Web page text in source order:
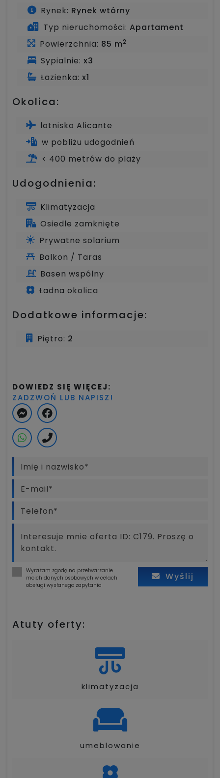
Rynek: Rynek wtórny
Typ nieruchomości: Apartament
Powierzchnia: 85 m2
Sypialnie: x3
Łazienka: x1
Okolica:
lotnisko Alicante
w pobliżu udogodnień
< 400 metrów do plaży
Udogodnienia:
Klimatyzacja
Osiedle zamknięte
Prywatne solarium
Balkon / Taras
Basen wspólny
Ładna okolica
Dodatkowe informacje:
Piętro: 2
DOWIEDZ SIĘ WIĘCEJ:
ZADZWOŃ LUB NAPISZ!
Wyrażam zgodę na przetwarzanie
moich danych osobowych w celach
obsługi wysłanego zapytania
Wyślij
Atuty oferty:
klimatyzacja
umeblowanie